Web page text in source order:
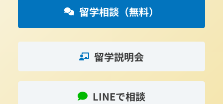
留学相談（無料）
留学説明会
LINEで相談